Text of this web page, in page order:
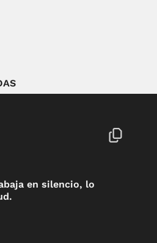
en silencio, lo